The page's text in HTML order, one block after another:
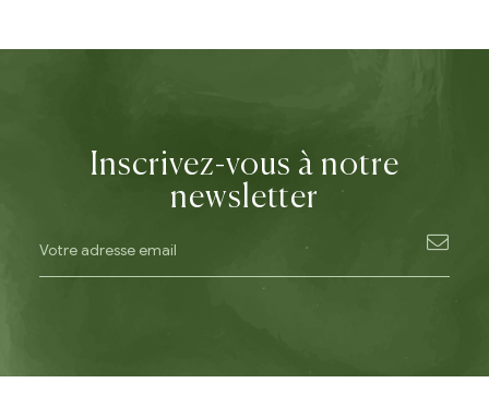
Inscrivez-vous à notre
newsletter